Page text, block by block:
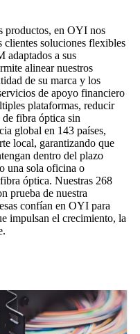
productos, en OYI nos
clientes soluciones flexibles
adaptados a sus
alinear nuestros
de su marca y los
de apoyo financiero
plataformas, reducir
de fibra óptica sin
global en 143 países,
local, garantizando que
dentro del plazo
una sola oficina o
óptica. Nuestras 268
prueba de nuestra
confían en OYI para
impulsan el crecimiento, la